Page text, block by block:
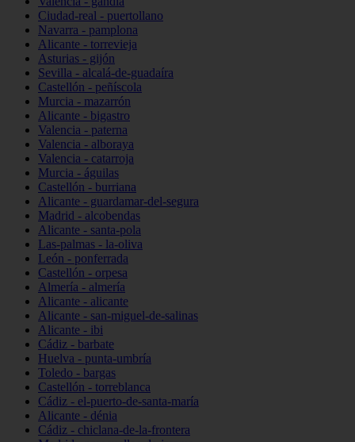
Ciudad-real - puertollano
Navarra - pamplona
Alicante - torrevieja
Asturias - gijón
Sevilla - alcalá-de-guadaíra
Castellón - peñíscola
Murcia - mazarrón
Alicante - bigastro
Valencia - paterna
Valencia - alboraya
Valencia - catarroja
Murcia - águilas
Castellón - burriana
Alicante - guardamar-del-segura
Madrid - alcobendas
Alicante - santa-pola
Las-palmas - la-oliva
León - ponferrada
Castellón - orpesa
Almería - almería
Alicante - alicante
Alicante - san-miguel-de-salinas
Alicante - ibi
Cádiz - barbate
Huelva - punta-umbría
Toledo - bargas
Castellón - torreblanca
Cádiz - el-puerto-de-santa-maría
Alicante - dénia
Cádiz - chiclana-de-la-frontera